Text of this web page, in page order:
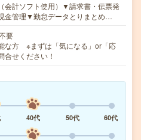
会計ソフト使用）▼請求書・伝票発
管理▼勤怠データとりまとめ…
要
な方 ※まずは「気になる」or「応
合せください！
40代 50代
60代